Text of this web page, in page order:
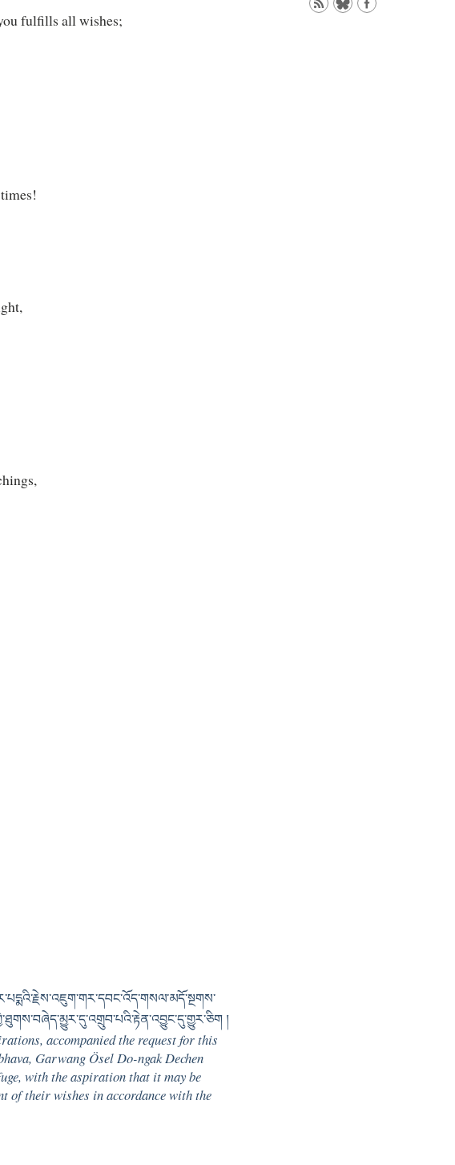
fulfills all wishes;
།
accompanied the request for this
Garwang Ösel Do-ngak Dechen
with the aspiration that it may be
their wishes in accordance with the